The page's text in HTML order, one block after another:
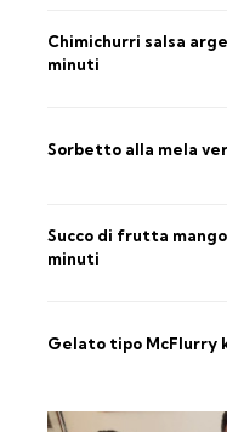
Chimichurri salsa
minuti
Sorbetto alla mela
Succo di frutta
minuti
Gelato tipo McFlurry